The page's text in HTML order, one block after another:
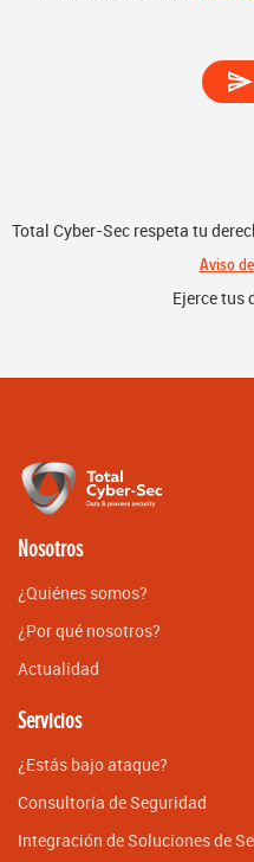
send
Total Cyber-Sec respeta tu
Aviso
Ejerce tus
Nosotros
¿Quiénes somos?
¿Por qué nosotros?
Actualidad
Servicios
¿Estás bajo ataque?
Consultoría de Seguridad
Integración de Soluciones de